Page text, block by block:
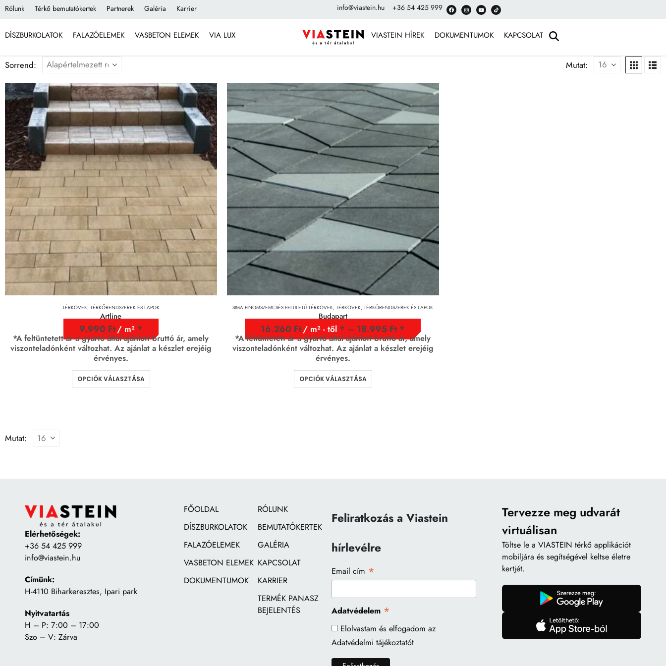
Rólunk Térkő bemutatókertek Partnerek Galéria Karrier info@viastein.hu +36 54 425 999
DÍSZBURKOLATOK FALAZÓELEMEK VASBETON ELEMEK VIA LUX VIASTEIN HÍREK DOKUMENTUMOK KAPCSOLAT
Sorrend: Mutat:
TÉRKÖVEK, TÉRKŐRENDSZEREK ÉS LAPOK
Artline
9.990 Ft/ m²
*A feltüntetett ár a gyártó által ajánlott bruttó ár, amely
viszonteladónként változhat. Az ajánlat a készlet erejéig
érvényes.
OPCIÓK VÁLASZTÁSA
SIMA FINOMSZEMCSÉS FELÜLETŰ TÉRKÖVEK,TÉRKÖVEK, TÉRKŐRENDSZEREK ÉS LAPOK
Budapart
16.260 Ft/ m² - től – 18.995 Ft
*A feltüntetett ár a gyártó által ajánlott bruttó ár, amely
viszonteladónként változhat. Az ajánlat a készlet erejéig
érvényes.
OPCIÓK VÁLASZTÁSA
Mutat:
Elérhetőségek:
+36 54 425 999
info@viastein.hu
Címünk:
H-4110 Biharkeresztes, Ipari park
Nyitvatartás
H – P: 7:00 – 17:00
Szo – V: Zárva
FŐOLDAL
DÍSZBURKOLATOK
FALAZÓELEMEK
VASBETON ELEMEK
DOKUMENTUMOK
RÓLUNK
BEMUTATÓKERTEK
GALÉRIA
KAPCSOLAT
KARRIER
TERMÉK PANASZ
BEJELENTÉS
Feliratkozás a Viastein
hírlevélre
Email cím *
Adatvédelem *
Elolvastam és elfogadom az
Adatvédelmi tájékoztatót
Tervezze meg udvarát
virtuálisan
Töltse le a VIASTEIN térkő applikációt
mobiljára és segítségével keltse életre
kertjét.
gomb
gomb